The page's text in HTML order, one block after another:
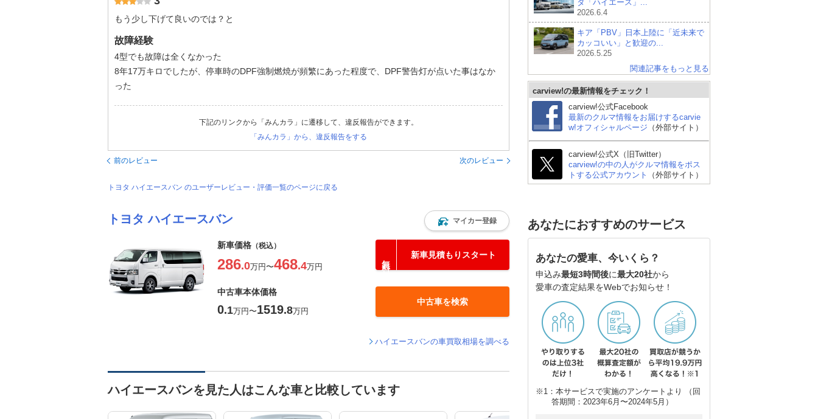
もう少し下げて良いのでは？と
故障経験
4型でも故障は全くなかった
8年17万キロでしたが、停車時のDPF強制燃焼が頻繁にあった程度で、DPF警告灯が点いた事はなか
った
下記のリンクから「みんカラ」に遷移して、違反報告ができます。
「みんカラ」から、違反報告をする
前のレビュー 次のレビュー
トヨタ ハイエースバン のユーザーレビュー・評価一覧のページに戻る
トヨタ ハイエースバン マイカー登録
新車価格 （税込）
286.0万円〜468.4万円
新車見積もりスタート
中古車本体価格
0.1万円〜1519.8万円
中古車を検索
ハイエースバンの車買取相場を調べる
ハイエースバンを見た人はこんな車と比較しています
タ「ハイエース」...
2026.6.4
キア「PBV」日本上陸に「近未来で
カッコいい」と歓迎の...
2026.5.25
関連記事をもっと見る
carview!の最新情報をチェック！
carview!公式Facebook
最新のクルマ情報をお届けするcarvie
w!オフィシャルページ （外部サイト）
carview!公式X（旧Twitter）
carview!の中の人がクルマ情報をポス
トする公式アカウント
（外部サイト）
あなたにおすすめのサービス
あなたの愛車、今いくら？
申込み最短3時間後に最大20社から
愛車の査定結果をWebでお知らせ！
※1：本サービスで実施のアンケートより （回
答期間：2023年6月〜2024年5月）